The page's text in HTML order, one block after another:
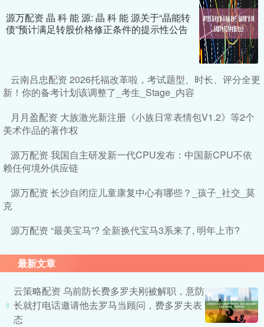
源万配资 晶 科 能 源: 晶 科 能 源关于“晶能转
债”预计满足转股价格修正条件的提示性公告
云南吕忠配资 2026托福改革啦，考试题型、时长、评分全更
新！你的备考计划该调整了_考生_Stage_内容
月月盈配资 大族激光新注册《小族日常表情包V1.2》等2个
美术作品的著作权
源万配资 我国自主研发新一代CPU发布：中国新CPU不依
赖任何境外供应链
源万配资 长沙自闭症儿童康复中心有哪些？_孩子_社交_莫
克
源万配资 “最美宝马”? 全新换代宝马3系来了, 明年上市?
最新文章
云策略配资 乌前防长费多罗夫刚被解职，意防
长就打电话邀请他去罗马当顾问，费多罗夫表
态